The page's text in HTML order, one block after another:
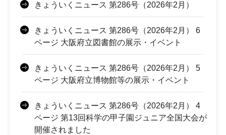
きょういくニュース 第286号（2026年2月）
きょういくニュース 第286号（2026年2月） 6
ページ 大阪府立図書館の展示・イベント
きょういくニュース 第286号（2026年2月） 5
ページ 大阪府立博物館等の展示・イベント
きょういくニュース 第286号（2026年2月） 4
ページ 第13回科学の甲子園ジュニア全国大会が
開催されました